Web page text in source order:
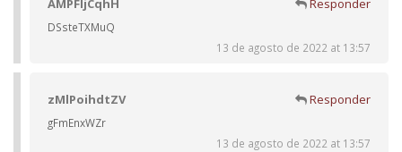
AMPFljCqhH Responder
DSsteTXMuQ
13 de agosto de 2022 at 13:57
zMlPoihdtZV Responder
gFmEnxWZr
13 de agosto de 2022 at 13:57